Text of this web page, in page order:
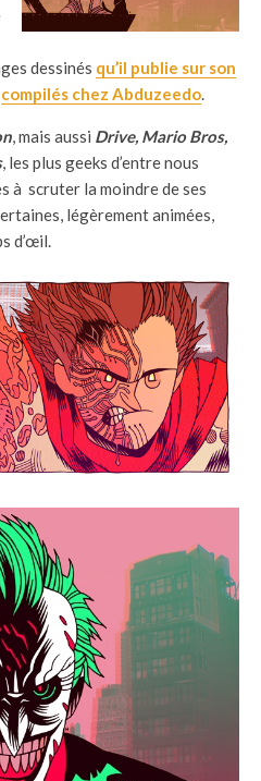
dessinés qu’il publie sur son
compilés chez Abduzeedo.
, mais aussi Drive, Mario Bros,
, les plus geeks d’entre nous
à scruter la moindre de ses
légèrement animées,
d’œil.